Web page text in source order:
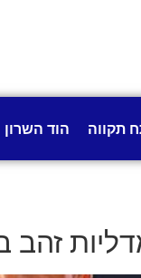
תקווה הוד השרון